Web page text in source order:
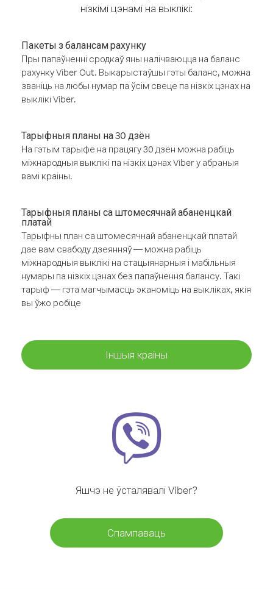
нізкімі цэнамі на выклікі:
Пакеты з балансам рахунку
Пры папаўненні сродкаў яны налічваюцца на баланс
рахунку Viber Out. Выкарыстаўшы гэты баланс, можна
званіць на любы нумар па ўсім свеце па нізкіх цэнах на
выклікі Viber.
Тарыфныя планы на 30 дзён
На гэтым тарыфе на працягу 30 дзён можна рабіць
міжнародныя выклікі па нізкіх цэнах Viber у абраныя
вамі краіны.
Тарыфныя планы са штомесячнай абаненцкай
платай
Тарыфны план са штомесячнай абаненцкай платай
дае вам свабоду дзеянняў — можна рабіць
міжнародныя выклікі на стацыянарныя і мабільныя
нумары па нізкіх цэнах без папаўнення балансу. Такі
тарыф — гэта магчымасць эканоміць на выкліках, якія
вы ўжо робіце
Іншыя краіны
Яшчэ не ўсталявалі Viber?
Спампаваць